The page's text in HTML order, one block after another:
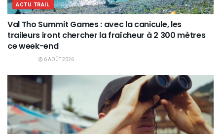
ACTU TRAIL
Val Tho Summit Games : avec la canicule, les
traileurs iront chercher la fraîcheur à 2 300 mètres
ce week-end
6 AOÛT 2026